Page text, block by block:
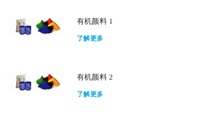
有机颜料 1
了解更多
有机颜料 2
了解更多